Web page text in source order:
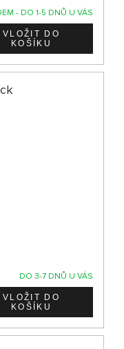
- DO 1-5 DNŮ U VÁS
DO 3-7 DNŮ U VÁS